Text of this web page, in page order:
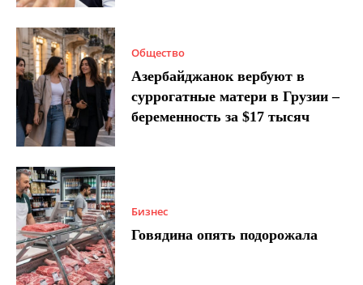
Общество
Азербайджанок вербуют в
суррогатные матери в Грузии –
беременность за $17 тысяч
Бизнес
Говядина опять подорожала